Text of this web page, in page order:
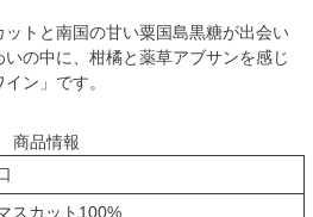
トと南国の甘い粟国島黒糖が出会い
の中に、柑橘と薬草アブサンを感じ
ン」です。
商品情報
スカット100%